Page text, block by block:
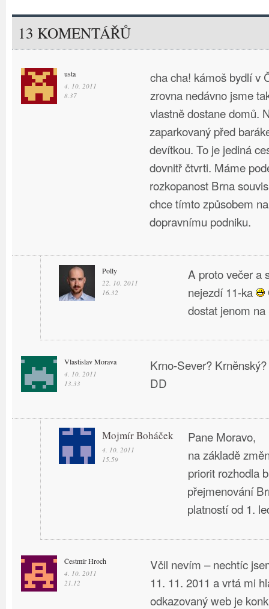
13 KOMENTÁŘŮ
usta
4. 10. 2011
8.37
cha cha! kámoš bydlí v
zrovna nedávno jsme
vlastně dostane domů.
zaparkovaný před
devítkou. To je jediná
dovnitř čtvrti. Máme
rozkopanost Brna
chce tímto způsobem
dopravnímu podniku.
Polly
22. 10. 2011
16.32
A proto večer a
nejezdí 11-ka
dostat jenom
Vlastislav Morava
4. 10. 2011
13.33
Krno-Sever?
DD
Mojmír Boháček
4. 10. 2011
15.59
Pane Moravo,
na základě
priorit rozhodla
přejmenování
platností od 1.
Čestmír Hroch
4. 10. 2011
21.12
Včil nevím – nechtíc
11. 11. 2011 a vrtá mi
odkazovaný web je